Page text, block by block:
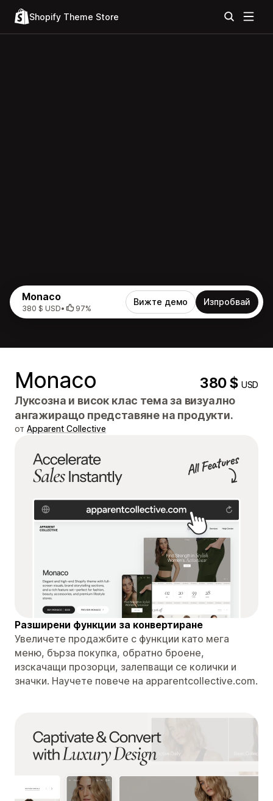
Shopify Theme Store
Monaco
380 $ USD• 97%
Вижте демо Изпробвай
Monaco 380 $USD
Луксозна и висок клас тема за визуално
ангажиращо представяне на продукти.
от Apparent Collective
Разширени функции за конвертиране
Увеличете продажбите с функции като мега
меню, бърза покупка, обратно броене,
изскачащи прозорци, залепващи се колички и
значки. Научете повече на apparentcollective.com.